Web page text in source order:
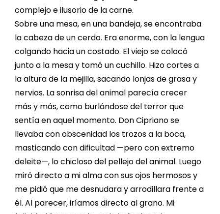
complejo e ilusorio de la carne.
Sobre una mesa, en una bandeja, se encontraba
la cabeza de un cerdo. Era enorme, con la lengua
colgando hacia un costado. El viejo se colocó
junto a la mesa y tomó un cuchillo. Hizo cortes a
la altura de la mejilla, sacando lonjas de grasa y
nervios. La sonrisa del animal parecía crecer
más y más, como burlándose del terror que
sentía en aquel momento. Don Cipriano se
llevaba con obscenidad los trozos a la boca,
masticando con dificultad —pero con extremo
deleite—, lo chicloso del pellejo del animal. Luego
miró directo a mi alma con sus ojos hermosos y
me pidió que me desnudara y arrodillara frente a
él. Al parecer, iríamos directo al grano. Mi